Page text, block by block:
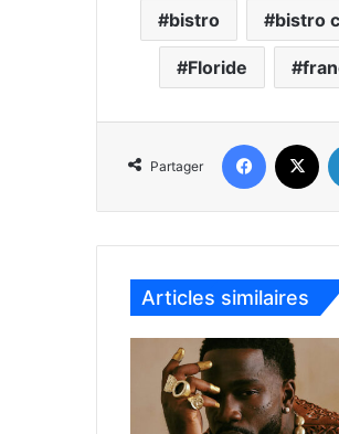
bistro bistro
Floride
Partager
Articles similaires